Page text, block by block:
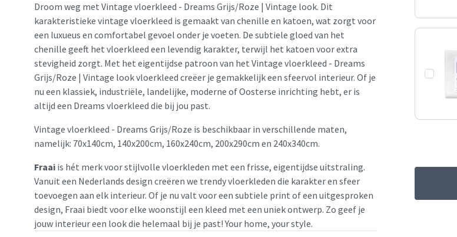
Droom weg met Vintage vloerkleed - Dreams Grijs/Roze | Vintage look. Dit
karakteristieke vintage vloerkleed is gemaakt van chenille en katoen, wat zorgt voor
een luxueus en comfortabel gevoel onder je voeten. De subtiele gloed van het
chenille geeft het vloerkleed een levendig karakter, terwijl het katoen voor extra
stevigheid zorgt. Met het eigentijdse patroon van het Vintage vloerkleed - Dreams
Grijs/Roze | Vintage look vloerkleed creëer je gemakkelijk een sfeervol interieur. Of je
nu een klassiek, industriële, landelijke, moderne of Oosterse inrichting hebt, er is
altijd een Dreams vloerkleed die bij jou past.
Vintage vloerkleed - Dreams Grijs/Roze is beschikbaar in verschillende maten,
namelijk: 70x140cm, 140x200cm, 160x240cm, 200x290cm en 240x340cm.
Fraai is hét merk voor stijlvolle vloerkleden met een frisse, eigentijdse uitstraling.
Vanuit een Nederlands design creëren we trendy vloerkleden die karakter en sfeer
toevoegen aan elk interieur. Of je nu valt voor een subtiele print of een uitgesproken
design, Fraai biedt voor elke woonstijl een kleed met een uniek ontwerp. Zo geef je
jouw interieur een look die helemaal bij je past! Your home, your style.